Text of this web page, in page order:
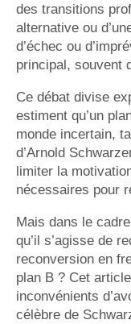
des transitions
alternative ou
d’échec ou
principal, souvent
Ce débat divise
estiment qu’un
monde incertain,
d’Arnold
limiter la
nécessaires pour
Mais dans le
qu’il s’agisse de
reconversion en
plan B ? Cet
inconvénients
célèbre de